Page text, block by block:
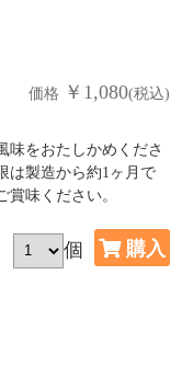
価格 ￥1,080(税込)
味をおたしかめくださ
は製造から約1ヶ月で
味ください。
個